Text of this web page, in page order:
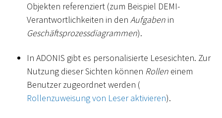
Objekten referenziert (zum Beispiel DEMI-
Verantwortlichkeiten in den Aufgaben in
Geschäftsprozessdiagrammen).
In ADONIS gibt es personalisierte Lesesichten. Zur
Nutzung dieser Sichten können Rollen einem
Benutzer zugeordnet werden (
Rollenzuweisung von Leser aktivieren).